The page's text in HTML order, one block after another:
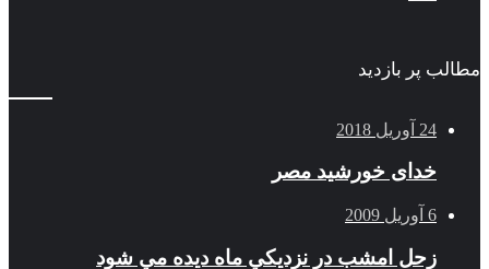
مطالب پر بازدید
24 آوریل 2018
خدای خورشید مصر
6 آوریل 2009
زحل امشب در نزديكي ماه ديده مي شود